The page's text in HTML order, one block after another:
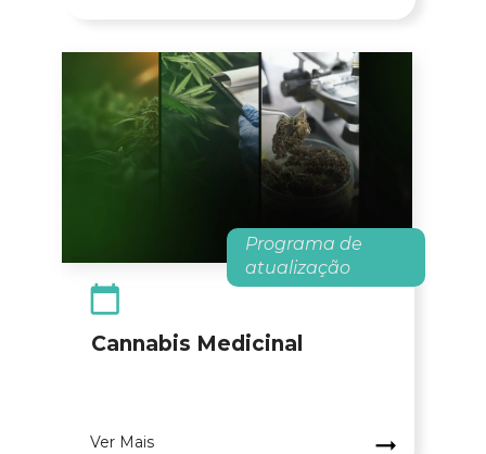
Programa de
atualização
Cannabis Medicinal
Ver Mais